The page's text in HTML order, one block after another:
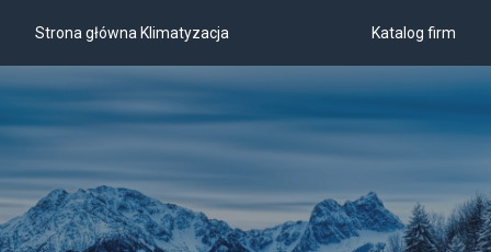
Strona główna Klimatyzacja Katalog firm